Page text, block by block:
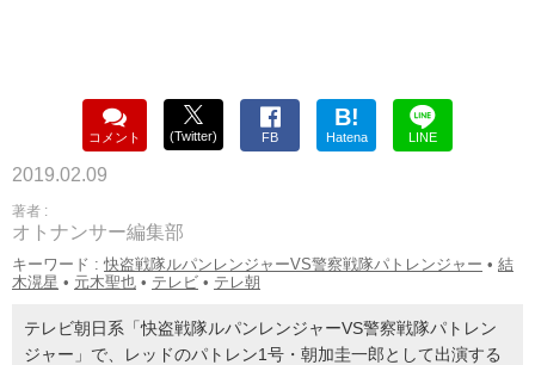
コメント (Twitter) FB
B!
Hatena LINE
2019.02.09
著者 :
オトナンサー編集部
キーワード : 快盗戦隊ルパンレンジャーVS警察戦隊パトレンジャー • 結
木滉星 • 元木聖也 • テレビ • テレ朝
テレビ朝日系「快盗戦隊ルパンレンジャーVS警察戦隊パトレン
ジャー」で、レッドのパトレン1号・朝加圭一郎として出演する